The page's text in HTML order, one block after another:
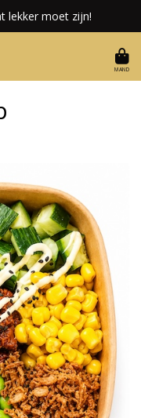
lekker moet zijn!
MAND